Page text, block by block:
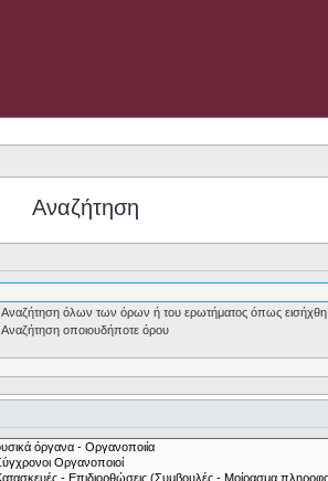
Αναζήτηση
Αναζήτηση όλων των όρων ή του ερωτήματος όπως εισήχθη
Αναζήτηση οποιουδήποτε όρου